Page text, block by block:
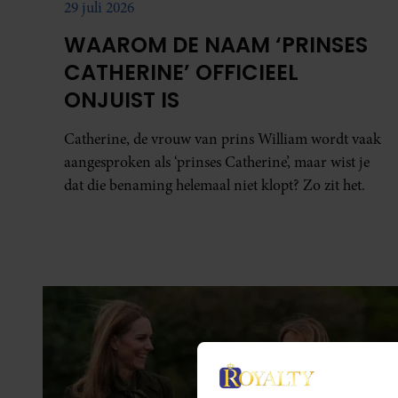
29 juli 2026
WAAROM DE NAAM ‘PRINSES
CATHERINE’ OFFICIEEL
ONJUIST IS
Catherine, de vrouw van prins William wordt vaak
aangesproken als ‘prinses Catherine’, maar wist je
dat die benaming helemaal niet klopt? Zo zit het.